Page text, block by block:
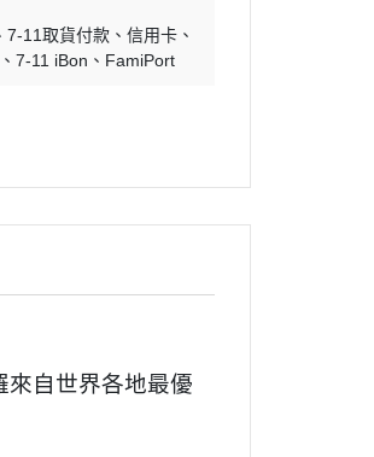
7-11取貨付款
信用卡
7-11 iBon FamiPort
來自世界各地最優